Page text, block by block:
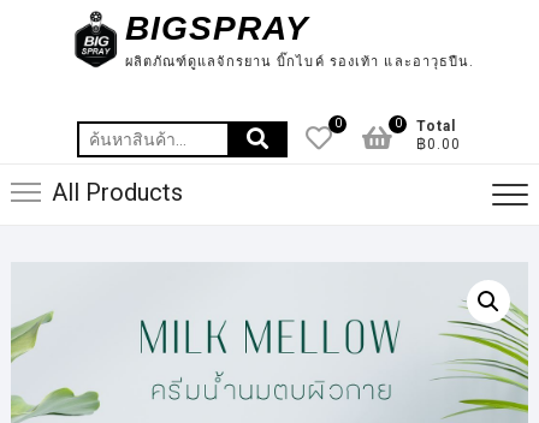
BIGSPRAY
ผลิตภัณฑ์ดูแลจักรยาน บิ๊กไบค์ รองเท้า และอาวุธปืน.
ค้นหา:
0
Total
฿0.00
0
All Products